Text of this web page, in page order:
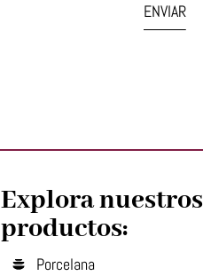
ENVIAR
Explora nuestros
productos:
Porcelana